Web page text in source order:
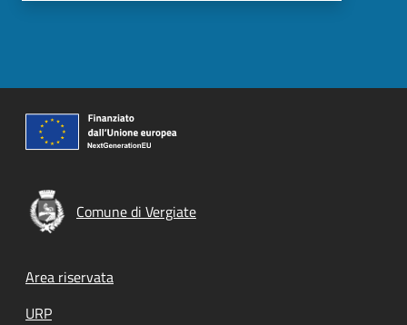
Comune di Vergiate
Footer menu
Area riservata
URP